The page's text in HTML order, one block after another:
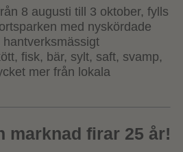
8 augusti till 3 oktober, fylls
med nyskördade
fisk, bär, sylt, saft, svamp,
mer från lokala
marknad firar 25 år!